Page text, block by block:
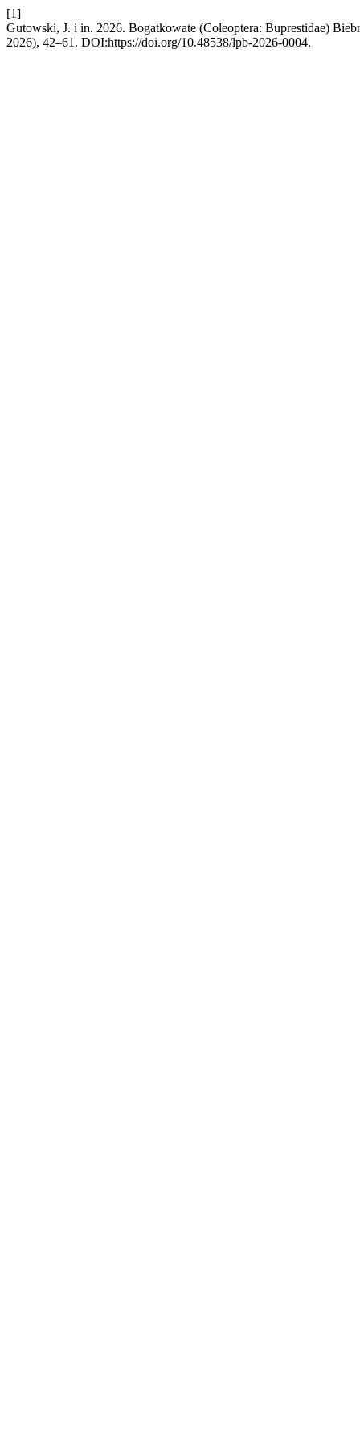
[1]
Gutowski, J. i in. 2026. Bogatkowate (Coleoptera: Buprestidae)
2026), 42–61. DOI:https://doi.org/10.48538/lpb-2026-0004.